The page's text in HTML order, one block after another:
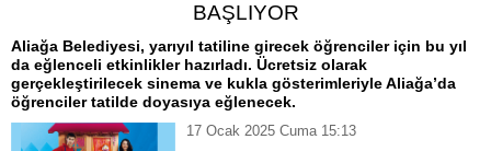
BAŞLIYOR
Aliağa Belediyesi, yarıyıl tatiline girecek öğrenciler için bu yıl
da eğlenceli etkinlikler hazırladı. Ücretsiz olarak
gerçekleştirilecek sinema ve kukla gösterimleriyle Aliağa’da
öğrenciler tatilde doyasıya eğlenecek.
17 Ocak 2025 Cuma 15:13